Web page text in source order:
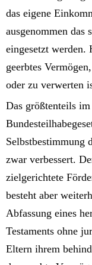
das eigene
ausgenommen das
eingesetzt werden.
geerbtes
oder zu verwerten
Das größtenteils
Selbstbestimmung
zwar verbessert.
zielgerichtete
besteht aber
Abfassung eines
Testaments ohne
Eltern ihrem